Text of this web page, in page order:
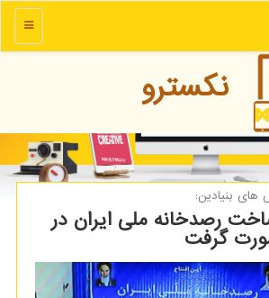
منو
نكسترو
بنیادین:
رصدخانه ملی ایران در
گرفت